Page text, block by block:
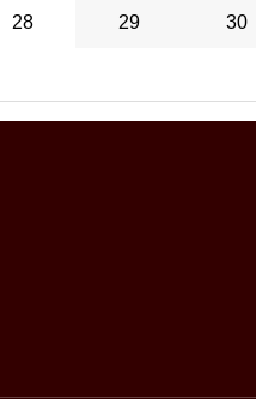
28 29 30